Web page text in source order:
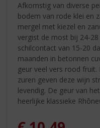
Afkomstig van diverse
bodem van rode klei en
mergel met kiezel en
vergist de most bij 24-
schilcontact van 15-20
maanden in betonnen
geur veel vers rood
zuren geven deze wijn
levendig. De geur van
heerlijke klassieke